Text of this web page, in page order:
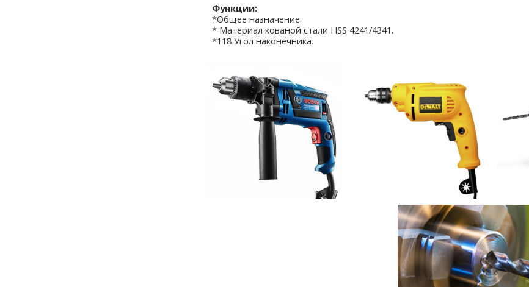
Функции:
*Общее назначение.
* Материал кованой стали HSS 4241/4341.
*118 Угол наконечника.